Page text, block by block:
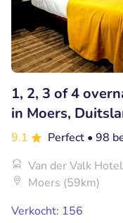
1, 2, 3 of 4
in Moers,
9.1 Perfect • 98
Van der Valk
Moers (59km)
Verkocht: 156